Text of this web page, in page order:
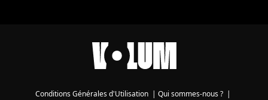
Conditions Générales d'Utilisation | Qui sommes-nous ? |